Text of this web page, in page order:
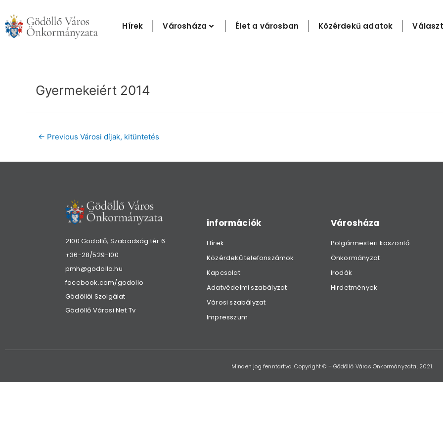
content
Hírek Városháza Élet a városban Közérdekű adatok
Gyermekeiért 2014
← Previous Városi díjak, kitüntetés
2100 Gödöllő, Szabadság tér 6.
+36-28/529-100
pmh@godollo.hu
facebook.com/godollo
Gödöllői Szolgálat
Gödöllő Városi Net Tv
információk
Hírek
Közérdekű telefonszámok
Kapcsolat
Adatvédelmi szabályzat
Városi szabályzat
Impresszum
Városháza
Polgármesteri köszöntő
Önkormányzat
Irodák
Hirdetmények
Minden jog fenntartva. Copyright © – Gödöllő Város Önkormányzata, 2021.